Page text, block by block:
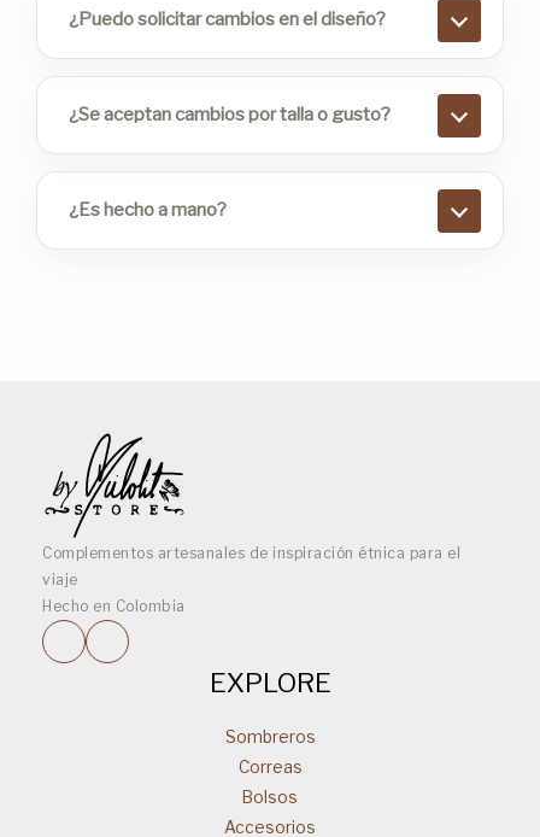
¿Puedo solicitar cambios en el diseño?
¿Se aceptan cambios por talla o gusto?
¿Es hecho a mano?
Complementos artesanales de inspiración étnica para el
viaje
Hecho en Colombia
EXPLORE
Sombreros
Correas
Bolsos
Accesorios